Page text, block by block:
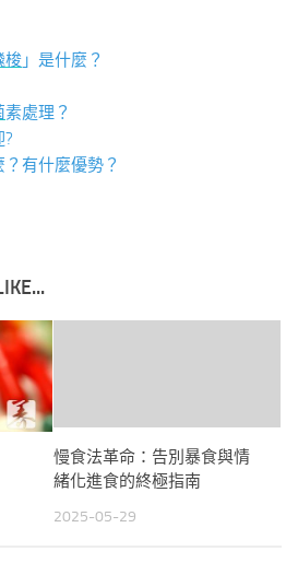
梭 」是什麼？
素處理？
?
有什麼優勢？
慢食法革命：告別暴食與情
緒化進食的終極指南
2025-05-29